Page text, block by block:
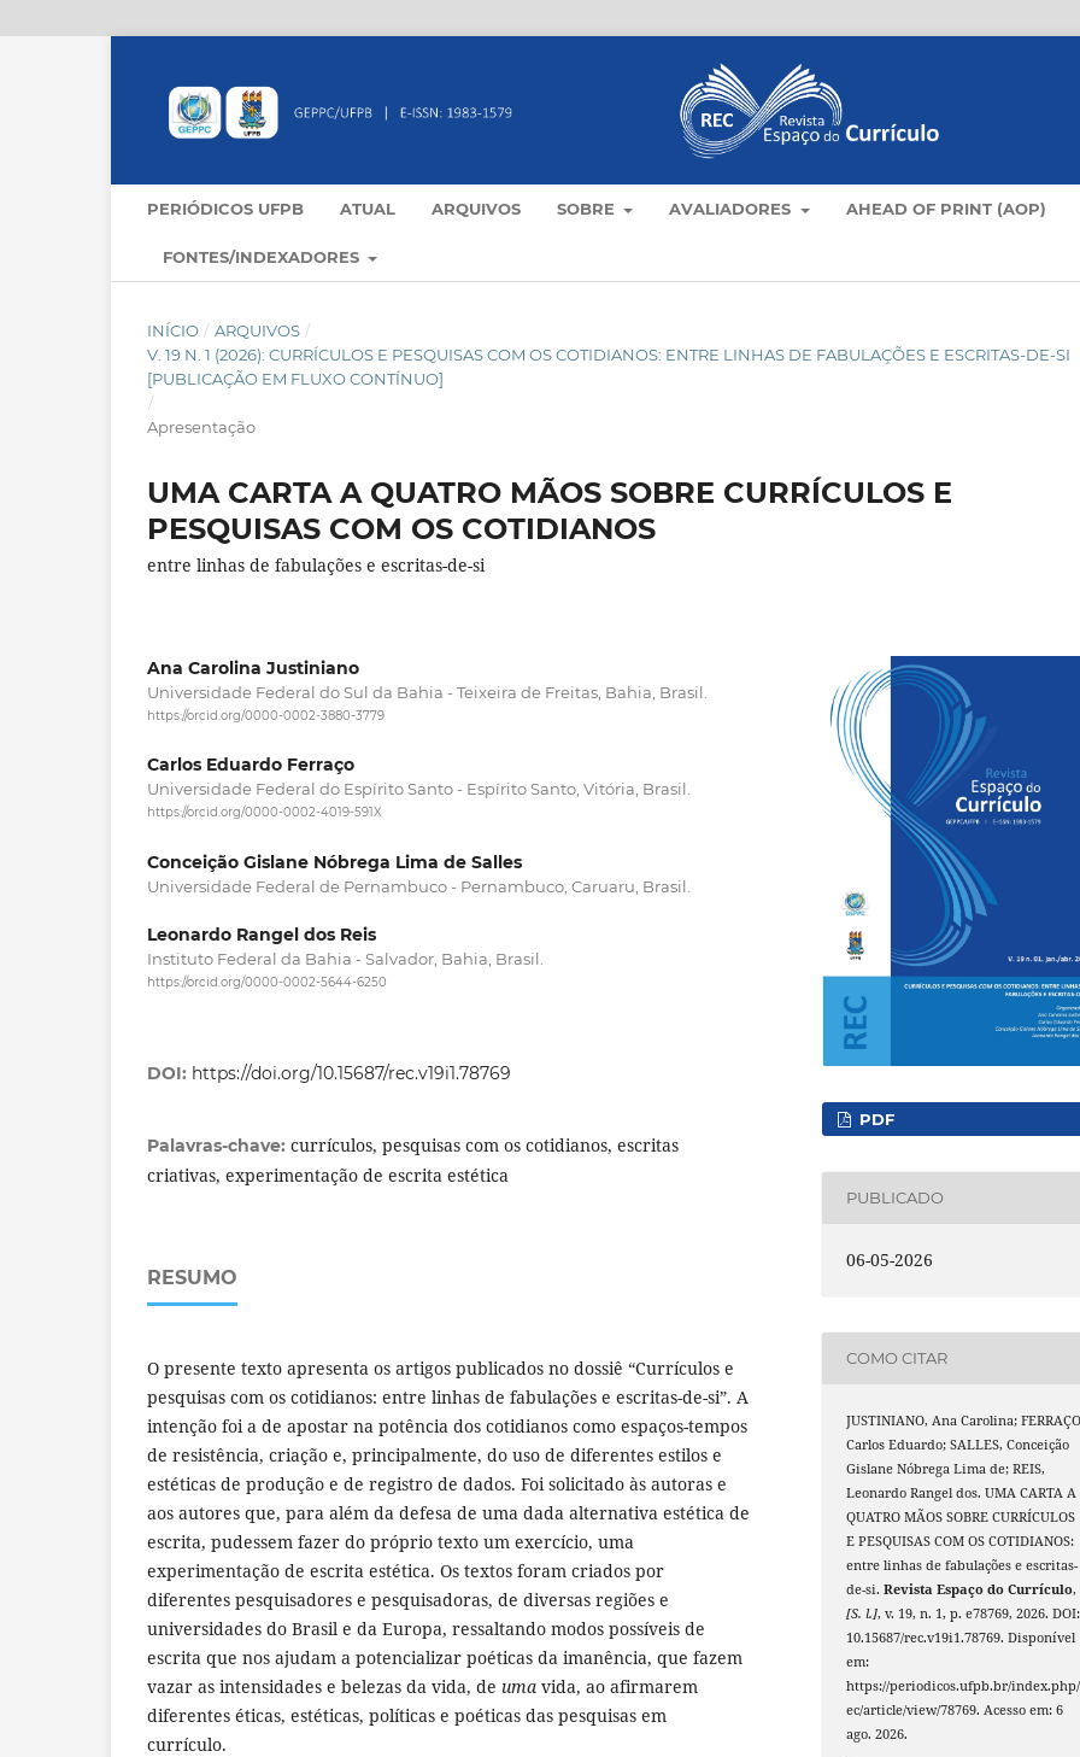
PERIÓDICOS UFPB ATUAL ARQUIVOS SOBRE AVALIADORES AHEAD OF PRINT (AOP)
FONTES/INDEXADORES
INÍCIO / ARQUIVOS /
V. 19 N. 1 (2026): CURRÍCULOS E PESQUISAS COM OS COTIDIANOS: ENTRE LINHAS DE FABULAÇÕES E ESCRITAS-DE-SI
[PUBLICAÇÃO EM FLUXO CONTÍNUO]
/
Apresentação
UMA CARTA A QUATRO MÃOS SOBRE CURRÍCULOS E
PESQUISAS COM OS COTIDIANOS
entre linhas de fabulações e escritas-de-si
Ana Carolina Justiniano
Universidade Federal do Sul da Bahia - Teixeira de Freitas, Bahia, Brasil.
https://orcid.org/0000-0002-3880-3779
Carlos Eduardo Ferraço
Universidade Federal do Espírito Santo - Espírito Santo, Vitória, Brasil.
https://orcid.org/0000-0002-4019-591X
Conceição Gislane Nóbrega Lima de Salles
Universidade Federal de Pernambuco - Pernambuco, Caruaru, Brasil.
Leonardo Rangel dos Reis
Instituto Federal da Bahia - Salvador, Bahia, Brasil.
https://orcid.org/0000-0002-5644-6250
DOI: https://doi.org/10.15687/rec.v19i1.78769
Palavras-chave: currículos, pesquisas com os cotidianos, escritas
criativas, experimentação de escrita estética
RESUMO
O presente texto apresenta os artigos publicados no dossiê “Currículos e
pesquisas com os cotidianos: entre linhas de fabulações e escritas-de-si”. A
intenção foi a de apostar na potência dos cotidianos como espaços-tempos
de resistência, criação e, principalmente, do uso de diferentes estilos e
estéticas de produção e de registro de dados. Foi solicitado às autoras e
aos autores que, para além da defesa de uma dada alternativa estética de
escrita, pudessem fazer do próprio texto um exercício, uma
experimentação de escrita estética. Os textos foram criados por
diferentes pesquisadores e pesquisadoras, de diversas regiões e
universidades do Brasil e da Europa, ressaltando modos possíveis de
escrita que nos ajudam a potencializar poéticas da imanência, que fazem
vazar as intensidades e belezas da vida, de uma vida, ao afirmarem
diferentes éticas, estéticas, políticas e poéticas das pesquisas em
currículo.
PDF
PUBLICADO
06-05-2026
COMO CITAR
JUSTINIANO, Ana Carolina;
Carlos Eduardo; SALLES, Conceição
Gislane Nóbrega Lima de; REIS,
Leonardo Rangel dos. UMA CARTA A
QUATRO MÃOS SOBRE CURRÍCULOS
E PESQUISAS COM OS COTIDIANOS:
entre linhas de fabulações e escritas-
de-si.Revista Espaço do Currículo,
[S. l.], v. 19, n. 1, p. e78769, 2026. DOI:
10.15687/rec.v19i1.78769. Disponível
em:
https://periodicos.ufpb.br/
ec/article/view/78769. Acesso em: 6
ago. 2026.